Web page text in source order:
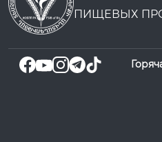
ПИЩЕВЫХ